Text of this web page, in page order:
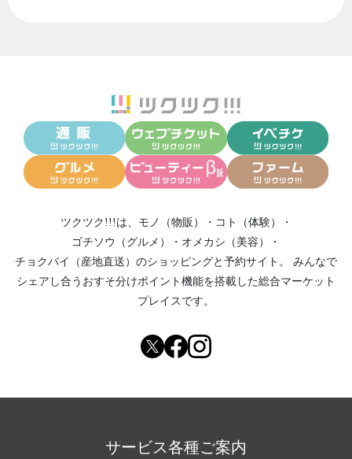
ツクツク!!!は、 モノ（物販） ・ コト（体験）
・
ゴチソウ（グルメ）
・ オメカシ（美容）
・
チョクバイ（産地直送） のショッピングと予約サイト。
みんなで
シェアし合う おすそ分けポイント機能を搭載した総合マーケット
プレイスです。
サービス各種ご案内